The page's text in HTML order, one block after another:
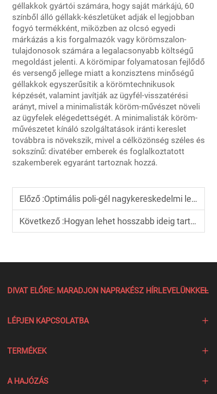
géllakkok gyártói számára, hogy saját márkájú, 60
színből álló géllakk-készletüket adják el legjobban
fogyó termékként, miközben az olcsó egyedi
márkázás a kis forgalmazók vagy körömszalon-
tulajdonosok számára a legalacsonyabb költségű
megoldást jelenti. A körömipar folyamatosan fejlődő
és versengő jellege miatt a konzisztens minőségű
géllakkok egyszerűsítik a körömtechnikusok
képzését, valamint javítják az ügyfél-visszatérési
arányt, mivel a minimalisták köröm-művészet növeli
az ügyfelek elégedettségét. A minimalisták köröm-
művészetet kínáló szolgáltatások iránti kereslet
továbbra is növekszik, mivel a célközönség széles és
sokszínű: divatéber emberek és foglalkoztatott
szakemberek egyaránt tartoznak hozzá.
Előző :Optimális poli-gél nagykereskedelmi lehetőségek szépségipari disztribútorok számára
Következő :Hogyan lehet hosszabb ideig tartani a matrica felületű fedőlakkot?
DIVAT ELŐRE: MARADJON NAPRAKÉSZ HÍRLEVELÜNKKEL
LÉPJEN KAPCSOLATBA
TERMÉKEK
A HAJÓZÁS